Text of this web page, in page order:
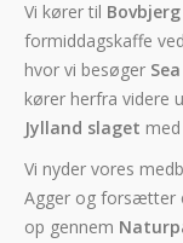
Vi kører til
formiddagskaffe
hvor vi besøger
kører herfra videre
Jylland slaget
Vi nyder vores
Agger og forsætter
op gennem